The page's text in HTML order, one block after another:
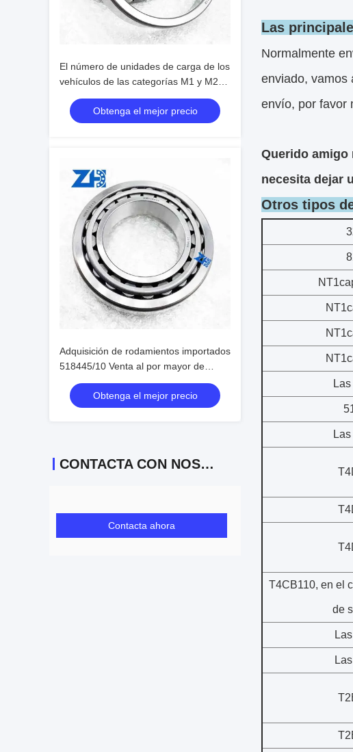
El número de unidades de carga de los
vehículos de las categorías M1 y M2
es el número de unidades de carga de
las categorías M1 y M2.
Obtenga el mejor precio
Adquisición de rodamientos importados
518445/10 Venta al por mayor de
rodamientos
Obtenga el mejor precio
CONTACTA CON NOSOTROS
Contacta ahora
Las
Normalmente
enviado, vamos
envío, por favor
Querido amigo
necesita dejar
Otros tipos
T4CB110, en el
de